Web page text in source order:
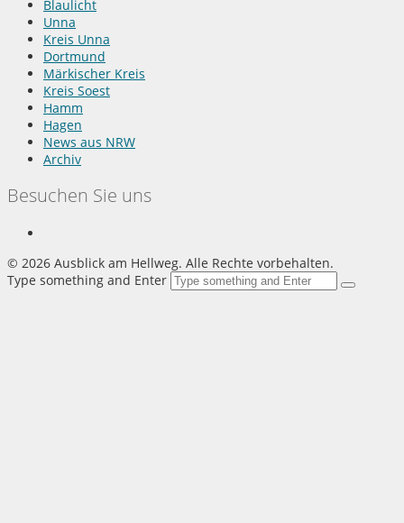
Blaulicht
Unna
Kreis Unna
Dortmund
Märkischer Kreis
Kreis Soest
Hamm
Hagen
News aus NRW
Archiv
Besuchen Sie uns
© 2026 Ausblick am Hellweg. Alle Rechte vorbehalten.
Type something and Enter